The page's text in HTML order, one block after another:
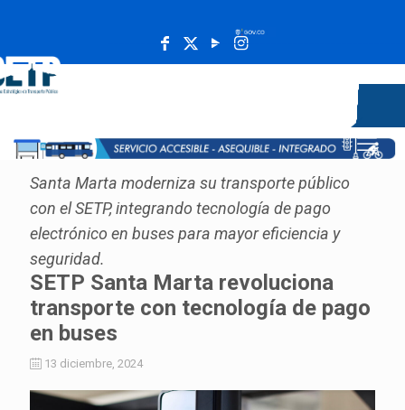
Santa Marta moderniza su transporte público
con el SETP, integrando tecnología de pago
electrónico en buses para mayor eficiencia y
seguridad.
SETP Santa Marta revoluciona
transporte con tecnología de pago
en buses
13 diciembre, 2024